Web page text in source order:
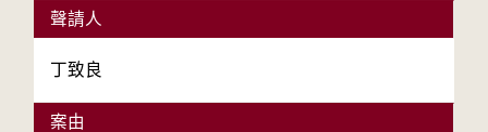
聲請人
丁致良
案由